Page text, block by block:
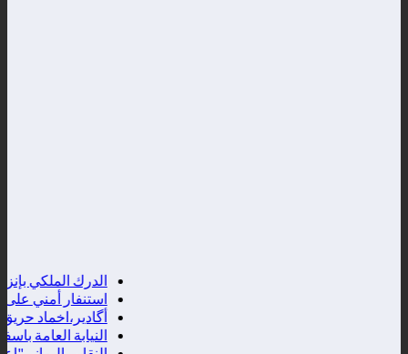
الدرك الملكي
استنفار أمني على
أگادير،اخماد حريق
النيابة العامة